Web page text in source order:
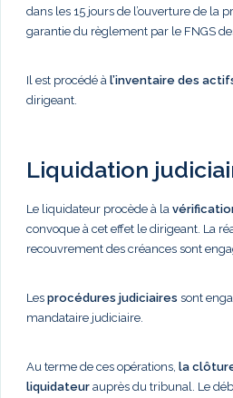
dans les 15 jours de l’ouverture de la
garantie du règlement par le FNGS
Il est procédé à l’inventaire des
dirigeant.
Liquidation
Le liquidateur procède à la
convoque à cet effet le dirigeant. La
recouvrement des créances sont
Les procédures judiciaires sont
mandataire judiciaire.
Au terme de ces opérations, la
liquidateur auprès du tribunal. Le